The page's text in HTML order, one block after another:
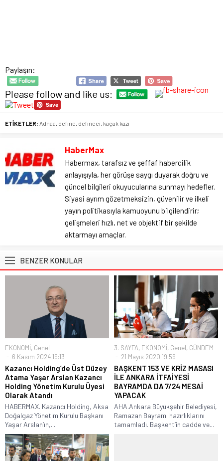
Paylaşın:
Please follow and like us:
ETİKETLER: Adnaa, define, defineci, kaçak kazı
HaberMax
Habermax, tarafsız ve şeffaf habercilik
anlayışıyla, her görüşe saygı duyarak doğru ve
güncel bilgileri okuyucularına sunmayı hedefler.
Siyasi ayrım gözetmeksizin, güvenilir ve ilkeli
yayın politikasıyla kamuoyunu bilgilendirir;
gelişmeleri hızlı, net ve objektif bir şekilde
aktarmayı amaçlar.
BENZER KONULAR
EKONOMİ, Genel
6 Kasım 2024 19:13
Kazancı Holding’de Üst Düzey
Atama Yaşar Arslan Kazancı
Holding Yönetim Kurulu Üyesi
Olarak Atandı
HABERMAX. Kazancı Holding, Aksa
Doğalgaz Yönetim Kurulu Başkanı
Yaşar Arslan’ın,...
3. SAYFA, EKONOMİ, Genel, GÜNDEM
21 Mayıs 2020 19:59
BAŞKENT 153 VE KRİZ MASASI
İLE ANKARA İTFAİYESİ
BAYRAMDA DA 7/24 MESAİ
YAPACAK
AHA.Ankara Büyükşehir Belediyesi,
Ramazan Bayramı hazırlıklarını
tamamladı. Başkent’in cadde ve...